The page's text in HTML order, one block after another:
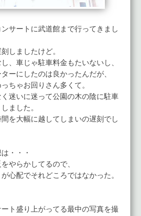
サートに武道館まで行ってきまし
しましたけど。
、車じゃ駐車料金もたいないし、
ーにしたのは良かったんだが、
ちゃお回りさん多くて。
迷いに迷って公園の木の陰に駐車
ました。
を大幅に越してしまいの遅刻でし
・・・
やらかしてるので、
心配でそれどころではなかった。
ト盛り上がってる最中の写真を撮